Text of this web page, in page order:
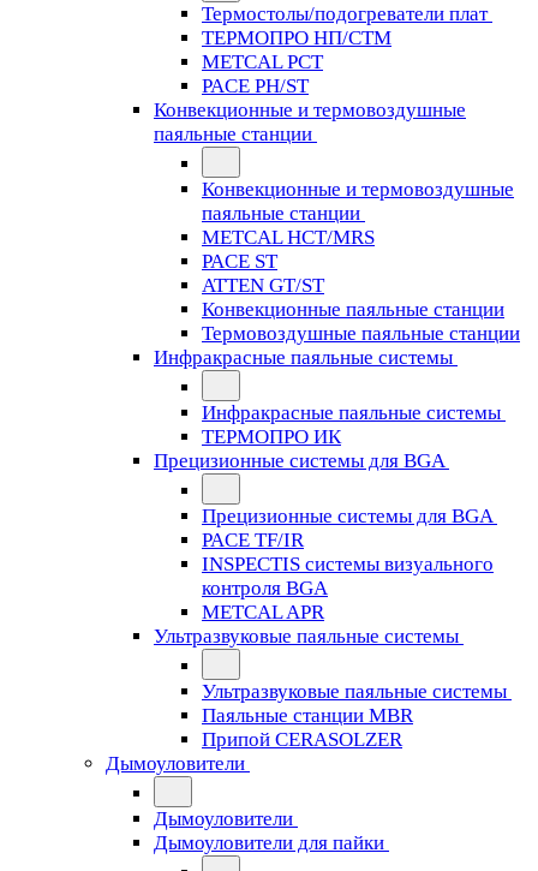
Термостолы/подогреватели плат
ТЕРМОПРО НП/СТМ
METCAL PCT
PACE PH/ST
Конвекционные и термовоздушные
паяльные станции
Конвекционные и термовоздушные
паяльные станции
METCAL HCT/MRS
PACE ST
ATTEN GT/ST
Конвекционные паяльные станции
Термовоздушные паяльные станции
Инфракрасные паяльные системы
Инфракрасные паяльные системы
ТЕРМОПРО ИК
Прецизионные системы для BGA
Прецизионные системы для BGA
PACE TF/IR
INSPECTIS системы визуального
контроля BGA
METCAL APR
Ультразвуковые паяльные системы
Ультразвуковые паяльные системы
Паяльные станции MBR
Припой CERASOLZER
Дымоуловители
Дымоуловители
Дымоуловители для пайки